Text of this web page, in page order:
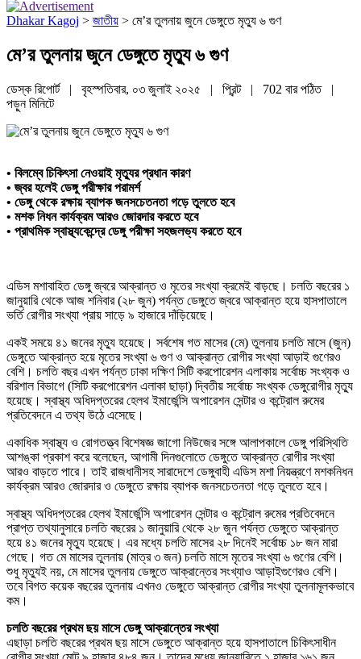
Dhakar Kagoj > জাতীয় > মে’র তুলনায় জুনে ডেঙ্গুতে মৃত্যু ৬ গুণ
মে’র তুলনায় জুনে ডেঙ্গুতে মৃত্যু ৬ গুণ
ডেস্ক রিপোর্ট | বৃহস্পতিবার, ০৩ জুলাই ২০২৫ | প্রিন্ট | 702 বার পঠিত
|
পড়ুনমিনিটে
• বিলম্বে চিকিৎসা নেওয়াই মৃত্যুর প্রধান কারণ
• জ্বর হলেই ডেঙ্গু পরীক্ষার পরামর্শ
• ডেঙ্গু থেকে রক্ষায় ব্যাপক জনসচেতনতা গড়ে তুলতে হবে
• মশক নিধন কার্যক্রম আরও জোরদার করতে হবে
• প্রাথমিক স্বাস্থ্যকেন্দ্রে ডেঙ্গু পরীক্ষা সহজলভ্য করতে হবে
এডিস মশাবাহিত ডেঙ্গু জ্বরে আক্রান্ত ও মৃতের সংখ্যা ক্রমেই বাড়ছে। চলতি বছরের ১
জানুয়ারি থেকে আজ শনিবার (২৮ জুন) পর্যন্ত ডেঙ্গুতে জ্বরে আক্রান্ত হয়ে হাসপাতালে
ভর্তি রোগীর সংখ্যা প্রায় সাড়ে ৯ হাজারে দাঁড়িয়েছে।
একই সময়ে ৪১ জনের মৃত্যু হয়েছে। সর্বশেষ গত মাসের (মে) তুলনায় চলতি মাসে (জুন)
ডেঙ্গুতে আক্রান্ত হয়ে মৃতের সংখ্যা ৬ গুণ ও আক্রান্ত রোগীর সংখ্যা আড়াই গুণেরও
বেশি। চলতি বছর এখন পর্যন্ত ঢাকা দক্ষিণ সিটি করপোরেশন এলাকায় সর্বোচ্চ সংখ্যক ও
বরিশাল বিভাগে (সিটি করপোরেশন এলাকা ছাড়া) দ্বিতীয় সর্বোচ্চ সংখ্যক ডেঙ্গুরোগীর মৃত্যু
হয়েছে। স্বাস্থ্য অধিদপ্তরের হেলথ ইমার্জেন্সি অপারেশন সেন্টার ও কন্ট্রোল রুমের
প্রতিবেদনে এ তথ্য উঠে এসেছে।
একাধিক স্বাস্থ্য ও রোগতত্ত্ব বিশেষজ্ঞ জাগো নিউজের সঙ্গে আলাপকালে ডেঙ্গু পরিস্থিতি
আশঙ্কা প্রকাশ করে বলেছেন, আগামী দিনগুলোতে ডেঙ্গুতে আক্রান্ত রোগীর সংখ্যা
আরও বাড়তে পারে। তাই রাজধানীসহ সারাদেশে ডেঙ্গুবাহী এডিস মশা নিয়ন্ত্রণে মশকনিধন
কার্যক্রম আরও জোরদার ও ডেঙ্গুতে রক্ষায় ব্যাপক জনসচেতনতা গড়ে তুলতে হবে।
স্বাস্থ্য অধিদপ্তরের হেলথ ইমার্জেন্সি অপারেশন সেন্টার ও কন্ট্রোল রুমের প্রতিবেদনে
প্রাপ্ত তথ্যানুসারে চলতি বছরের ১ জানুয়ারি থেকে ২৮ জুন পর্যন্ত ডেঙ্গুতে আক্রান্ত
হয়ে ৪১ জনের মৃত্যু হয়েছে। এর মধ্যে চলতি মাসের ২৮ দিনেই সর্বোচ্চ ১৮ জন মারা
গেছে। গত মে মাসের তুলনায় (মাত্র ৩ জন) চলতি মাসে মৃতের সংখ্যা ৬ গুণের বেশি।
শুধু মৃত্যুই নয়, মে মাসের তুলনায় ডেঙ্গুতে আক্রান্তের সংখ্যাও আড়াইগুণেরও বেশি।
তবে বিগত কয়েক বছরের তুলনায় এখনও ডেঙ্গুতে আক্রান্ত রোগীর সংখ্যা তুলনামূলকভাবে
কম।
চলতি বছরের প্রথম ছয় মাসে ডেঙ্গু আক্রান্তের সংখ্যা
এছাড়া চলতি বছরের প্রথম ছয় মাসে ডেঙ্গুতে আক্রান্ত হয়ে হাসপাতালে চিকিৎসাধীন